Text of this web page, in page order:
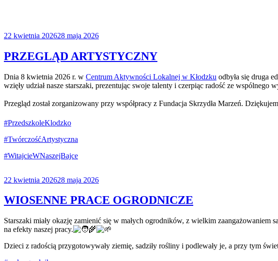
Opublikowane
22 kwietnia 202628 maja 2026
PRZEGLĄD ARTYSTYCZNY
Dnia 8 kwietnia 2026 r. w Centrum Aktywności Lokalnej w Kłodzku odbyła się druga
wzięły udział nasze starszaki, prezentując swoje talenty i czerpiąc radość ze wspólnego
Przegląd został zorganizowany przy współpracy z Fundacja Skrzydła Marzeń.
#PrzedszkoleKlodzko
#TwórczośćArtystyczna
#WitajcieWNaszejBajce
Opublikowane
22 kwietnia 202628 maja 2026
WIOSENNE PRACE OGRODNICZE
Starszaki miały okazję zamienić się w małych ogrodników, z wielkim
na efekty naszej pracy.
Dzieci z radością przygotowywały ziemię, sadziły rośliny i podlewały je, a przy tym